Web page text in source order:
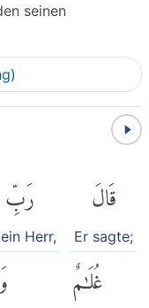
seinen
قَالَ
Er sagte;
رَبِّ
Herr,
غُلَٰمٌ